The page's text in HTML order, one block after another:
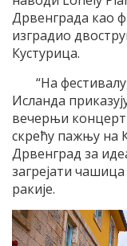
Дрвенграда као
изградио
Кустурица.
“На
Исланда
вечерњи
скрећу пажњу на
Дрвенград за
загрејати
ракије.